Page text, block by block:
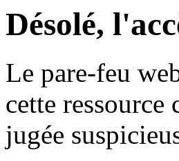
Désolé,
Le pare-feu
cette ressource
jugée